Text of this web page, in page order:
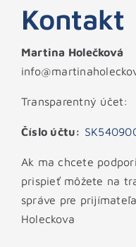
Kontakt
Martina Holečková
Transparentný účet:
Číslo účtu:
Ak ma chcete
prispieť môžete na
správe pre
Holeckova